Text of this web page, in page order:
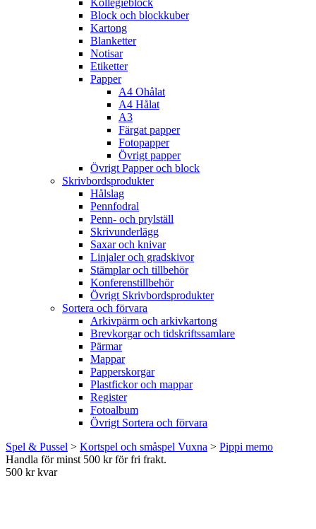
Kollegieblock
Block och blockkuber
Kartong
Blanketter
Notisar
Etiketter
Papper
A4 Ohålat
A4 Hålat
A3
Färgat papper
Fotopapper
Övrigt papper
Övrigt Papper och block
Skrivbordsprodukter
Hålslag
Pennfodral
Penn- och prylställ
Skrivunderlägg
Saxar och knivar
Linjaler och gradskivor
Stämplar och tillbehör
Konferenstillbehör
Övrigt Skrivbordsprodukter
Sortera och förvara
Arkivpärm och arkivkartong
Brevkorgar och tidskriftssamlare
Pärmar
Mappar
Papperskorgar
Plastfickor och mappar
Register
Fotoalbum
Övrigt Sortera och förvara
Spel & Pussel > Kortspel och småspel Vuxna > Pippi memo
Handla för minst 500 kr för fri frakt.
500 kr kvar